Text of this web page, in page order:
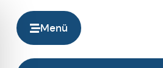
Menü